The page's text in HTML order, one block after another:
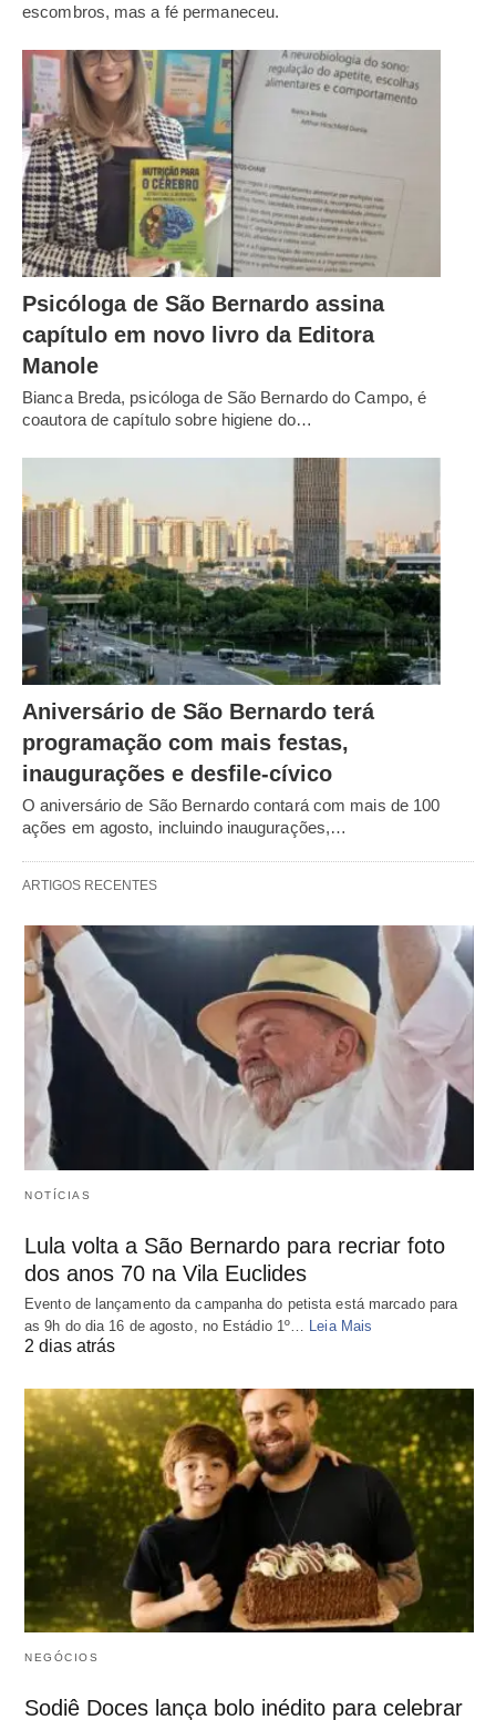
escombros, mas a fé permaneceu.
Psicóloga de São Bernardo assina
capítulo em novo livro da Editora
Manole
Bianca Breda, psicóloga de São Bernardo do Campo, é
coautora de capítulo sobre higiene do…
Aniversário de São Bernardo terá
programação com mais festas,
inaugurações e desfile-cívico
O aniversário de São Bernardo contará com mais de 100
ações em agosto, incluindo inaugurações,…
ARTIGOS RECENTES
NOTÍCIAS
Lula volta a São Bernardo para recriar foto
dos anos 70 na Vila Euclides
Evento de lançamento da campanha do petista está marcado para
as 9h do dia 16 de agosto, no Estádio 1º…
Leia Mais
2 dias atrás
NEGÓCIOS
Sodiê Doces lança bolo inédito para celebrar